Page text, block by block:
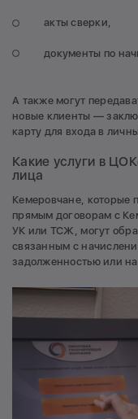
акты сверки,
документы по
А также могут
новые клиенты —
карту для входа в
Какие услуги в
лица
Кемеровчане, которые
прямым договорам с
УК или ТСЖ, могут
связанным с
задолженностью или